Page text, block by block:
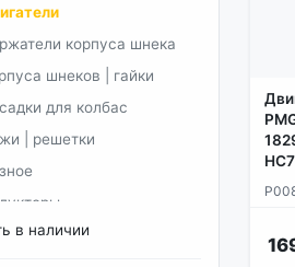
корпуса шнека
шнеков | гайки
для колбас
| решетки
в наличии